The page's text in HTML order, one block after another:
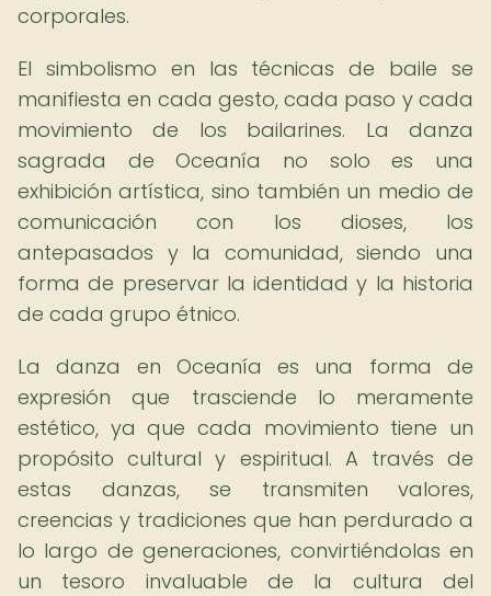
corporales.
El simbolismo en las técnicas de baile se
manifiesta en cada gesto, cada paso y cada
movimiento de los bailarines. La danza
sagrada de Oceanía no solo es una
exhibición artística, sino también un medio de
comunicación con los dioses, los
antepasados y la comunidad, siendo una
forma de preservar la identidad y la historia
de cada grupo étnico.
La danza en Oceanía es una forma de
expresión que trasciende lo meramente
estético, ya que cada movimiento tiene un
propósito cultural y espiritual. A través de
estas danzas, se transmiten valores,
creencias y tradiciones que han perdurado a
lo largo de generaciones, convirtiéndolas en
un tesoro invaluable de la cultura del